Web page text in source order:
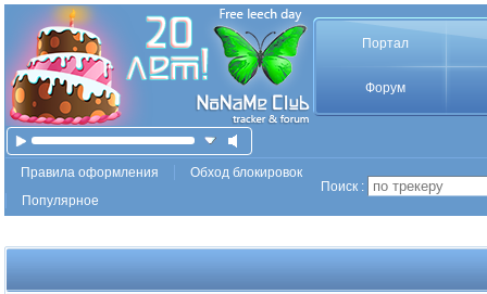
Портал
Форум
Правила оформления
Обход блокировок
Популярное
Поиск :